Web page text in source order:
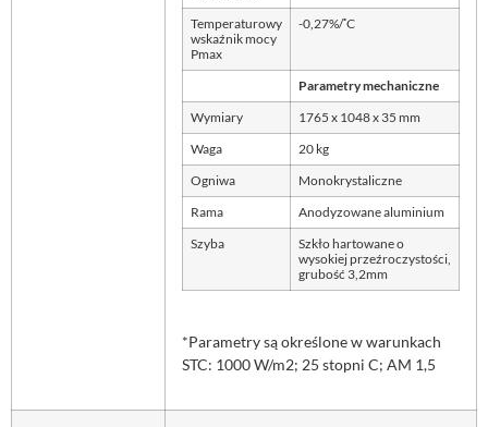
Temperaturowy
wskaźnik mocy
Pmax
-0,27%/◦C
Parametry mechaniczne
Wymiary 1765 x 1048 x 35 mm
Waga 20 kg
Ogniwa Monokrystaliczne
Rama Anodyzowane aluminium
Szyba
Szkło hartowane o
wysokiej przeźroczystości,
grubość 3,2mm
*Parametry są określone w warunkach
STC: 1000 W/m2; 25 stopni C; AM 1,5